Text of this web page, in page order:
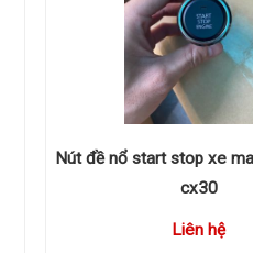
Nút đề nổ start stop xe
cx30
Liên hệ